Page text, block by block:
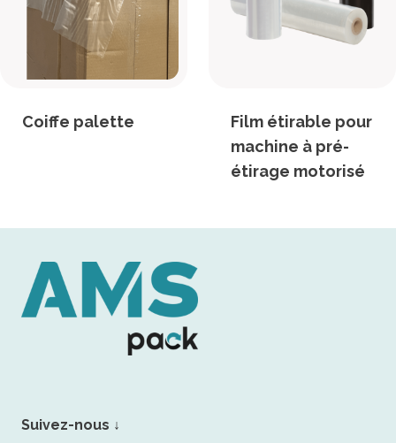
Coiffe palette
Film étirable pour
machine à pré-
étirage motorisé
Suivez-nous ↓